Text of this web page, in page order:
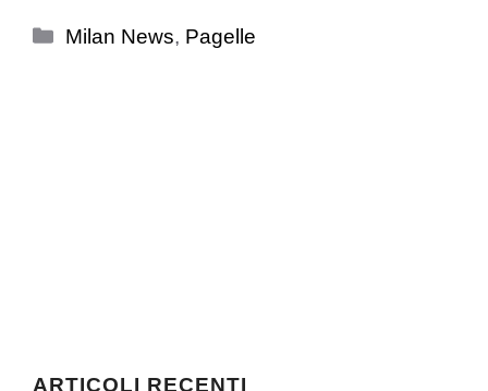
Categorie
Milan News, Pagelle
ARTICOLI RECENTI